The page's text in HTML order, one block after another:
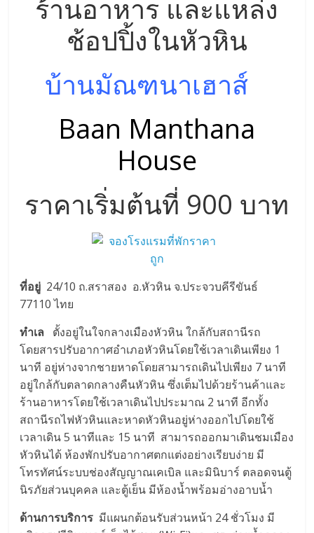
บ้านมัณฑนาเฮาส์
Baan Manthana
House
ราคาเริ่มต้นที่ 900 บาท
ที่อยู่ 24/10 ถ.สราสอง อ.หัวหิน จ.ประจวบคีรีขันธ์
77110 ไทย
ทำเล
ตั้งอยู่ในใจกลางเมืองหัวหิน ใกล้กับสถานีรถ
โดยสารปรับอากาศอำเภอหัวหินโดยใช้เวลาเดินเพียง 1
นาที อยู่ห่างจากชายหาดโดยสามารถเดินไปเพียง 7 นาที
อยู่ใกล้กับตลาดกลางคืนหัวหิน ซึ่งเต็มไปด้วยร้านค้าและ
ร้านอาหารโดยใช้เวลาเดินไปประมาณ 2 นาที อีกทั้ง
สถานีรถไฟหัวหินและหาดหัวหินอยู่ห่างออกไปโดยใช้
เวลาเดิน 5 นาทีและ 15 นาที สามารถออกมาเดินชมเมือง
หัวหินได้ ห้องพักปรับอากาศตกแต่งอย่างเรียบง่าย มี
โทรทัศน์ระบบช่องสัญญาณเคเบิล และมินิบาร์ ตลอดจนตู้
นิรภัยส่วนบุคคล และตู้เย็น มีห้องน้ำพร้อมอ่างอาบน้ำ
ด้านการบริการ มีแผนกต้อนรับส่วนหน้า 24 ชั่วโมง มี